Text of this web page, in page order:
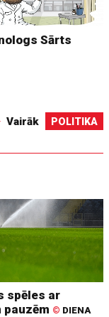
Sārts
Vairāk POLITIKA
spēles ar
pauzēm © DIENA